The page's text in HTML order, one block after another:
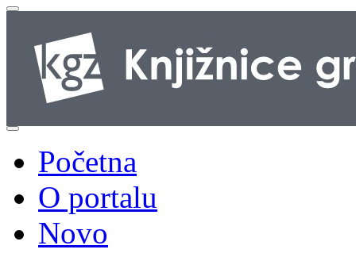
Početna
O portalu
Novo